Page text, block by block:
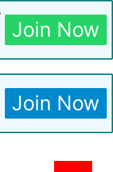
Join Now
Join Now